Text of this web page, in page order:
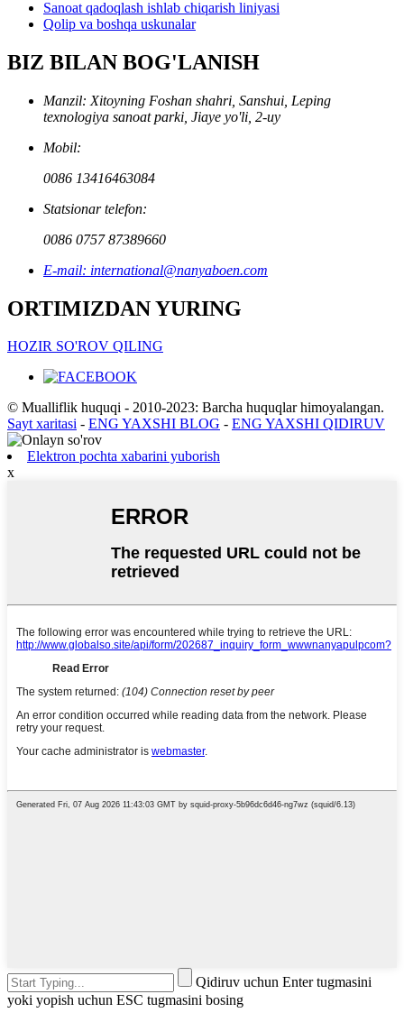
Sanoat qadoqlash ishlab chiqarish liniyasi
Qolip va boshqa uskunalar
BIZ BILAN BOG'LANISH
Manzil: Xitoyning Foshan shahri, Sanshui, Leping
texnologiya sanoat parki, Jiaye yo'li, 2-uy
Mobil:
0086 13416463084
Statsionar telefon:
0086 0757 87389660
E-mail: international@nanyaboen.com
ORTIMIZDAN YURING
HOZIR SO'ROV QILING
© Mualliflik huquqi - 2010-2023: Barcha huquqlar himoyalangan.
Sayt xaritasi - ENG YAXSHI BLOG - ENG YAXSHI QIDIRUV
Elektron pochta xabarini yuborish
x
Qidiruv uchun Enter tugmasini
yoki yopish uchun ESC tugmasini bosing